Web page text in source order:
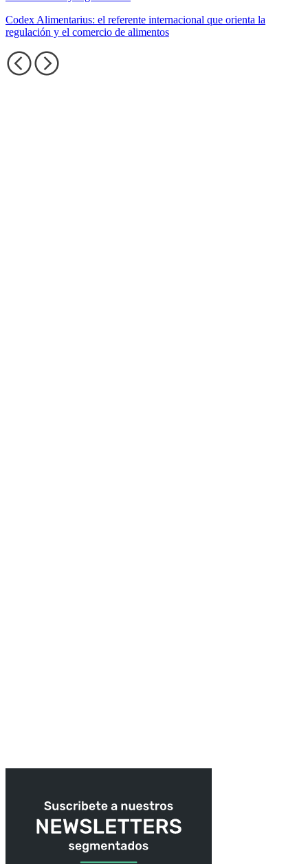
Codex Alimentarius: el referente internacional que orienta la
regulación y el comercio de alimentos